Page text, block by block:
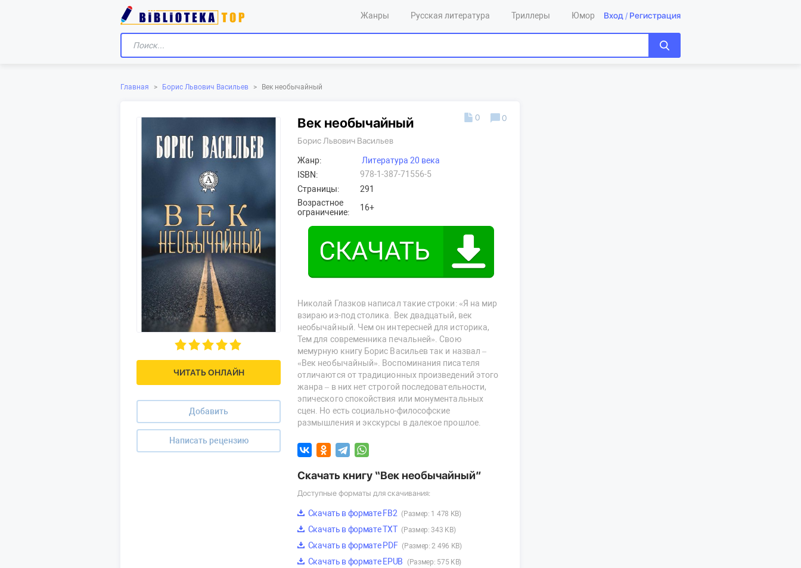
Жанры Русская литература Триллеры Юмор Вход / Регистрация
Главная > Борис Львович Васильев > Век необычайный
ЧИТАТЬ ОНЛАЙН
Добавить
Написать рецензию
Век необычайный
Борис Львович Васильев
Жанр:
Литература 20 века
ISBN:
978-1-387-71556-5
Страницы:
291
Возрастное
ограничение:
16+
Николай Глазков написал такие строки: «Я на мир
взираю из-под столика. Век двадцатый, век
необычайный. Чем он интересней для историка,
Тем для современника печальней». Свою
мемурную книгу Борис Васильев так и назвал –
«Век необычайный». Воспоминания писателя
отличаются от традиционных произведений этого
жанра – в них нет строгой последовательности,
эпического спокойствия или монументальных
сцен. Но есть социально-философские
размышления и экскурсы в далекое прошлое.
0 0
Скачать книгу “Век необычайный”
Доступные форматы для скачивания:
Скачать в формате FB2 (Размер: 1 478 KB)
Скачать в формате TXT (Размер: 343 KB)
Скачать в формате PDF (Размер: 2 496 KB)
Скачать в формате EPUB (Размер: 575 KB)